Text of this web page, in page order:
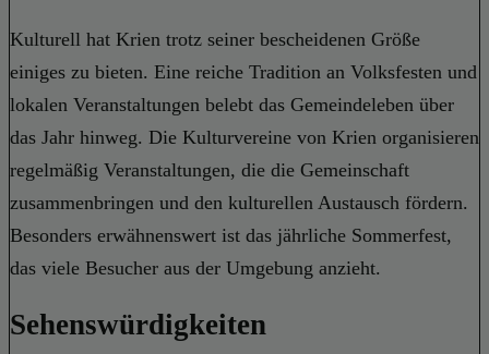
Kulturell hat Krien trotz seiner bescheidenen Größe
einiges zu bieten. Eine reiche Tradition an Volksfesten und
lokalen Veranstaltungen belebt das Gemeindeleben über
das Jahr hinweg. Die Kulturvereine von Krien organisieren
regelmäßig Veranstaltungen, die die Gemeinschaft
zusammenbringen und den kulturellen Austausch fördern.
Besonders erwähnenswert ist das jährliche Sommerfest,
das viele Besucher aus der Umgebung anzieht.
Sehenswürdigkeiten